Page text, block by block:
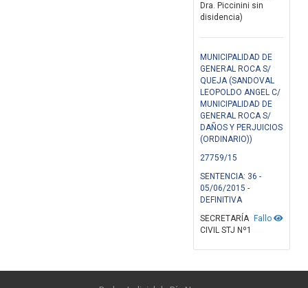
Dra. Piccinini sin
disidencia)
MUNICIPALIDAD DE
GENERAL ROCA S/
QUEJA (SANDOVAL
LEOPOLDO ANGEL C/
MUNICIPALIDAD DE
GENERAL ROCA S/
DAÑOS Y PERJUICIOS
(ORDINARIO))
27759/15
SENTENCIA: 36 -
05/06/2015 -
DEFINITIVA
Fallo
SECRETARÍA
CIVIL STJ Nº1